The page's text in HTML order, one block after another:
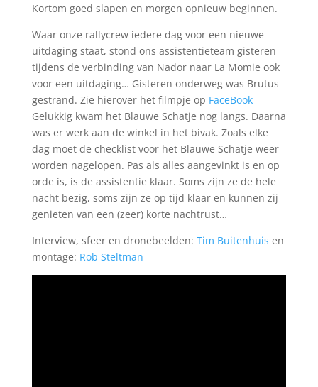
Kortom goed slapen en morgen opnieuw beginnen.
Waar onze rallycrew iedere dag voor een nieuwe
uitdaging staat, stond ons assistentieteam gisteren
tijdens de verbinding van Nador naar La Momie ook
voor een uitdaging… Gisteren onderweg was Brutus
gestrand. Zie hierover het filmpje op FaceBook
Gelukkig kwam het Blauwe Schatje nog langs. Daarna
was er werk aan de winkel in het bivak. Zoals elke
dag moet de checklist voor het Blauwe Schatje weer
worden nagelopen. Pas als alles aangevinkt is en op
orde is, is de assistentie klaar. Soms zijn ze de hele
nacht bezig, soms zijn ze op tijd klaar en kunnen zij
genieten van een (zeer) korte nachtrust…
Interview, sfeer en dronebeelden: Tim Buitenhuis en
montage: Rob Steltman